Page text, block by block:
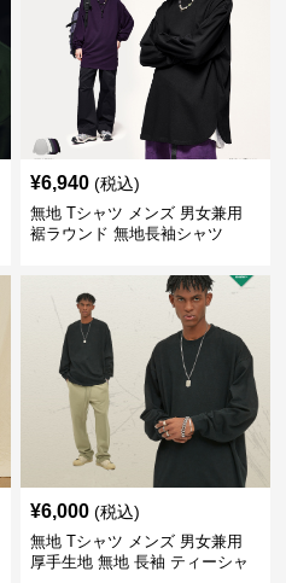
¥6,940 (税込)
無地 Tシャツ メンズ 男女兼用
裾ラウンド 無地長袖シャツ
¥6,000 (税込)
無地 Tシャツ メンズ 男女兼用
厚手生地 無地 長袖 ティーシャ